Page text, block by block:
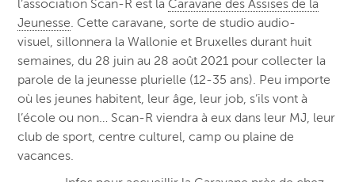
l’association Scan-R est la Caravane des Assises de la
Jeunesse. Cette caravane, sorte de studio audio-
visuel, sillonnera la Wallonie et Bruxelles durant huit
semaines, du 28 juin au 28 août 2021 pour collecter la
parole de la jeunesse plurielle (12-35 ans). Peu importe
où les jeunes habitent, leur âge, leur job, s’ils vont à
l’école ou non… Scan-R viendra à eux dans leur MJ, leur
club de sport, centre culturel, camp ou plaine de
vacances.